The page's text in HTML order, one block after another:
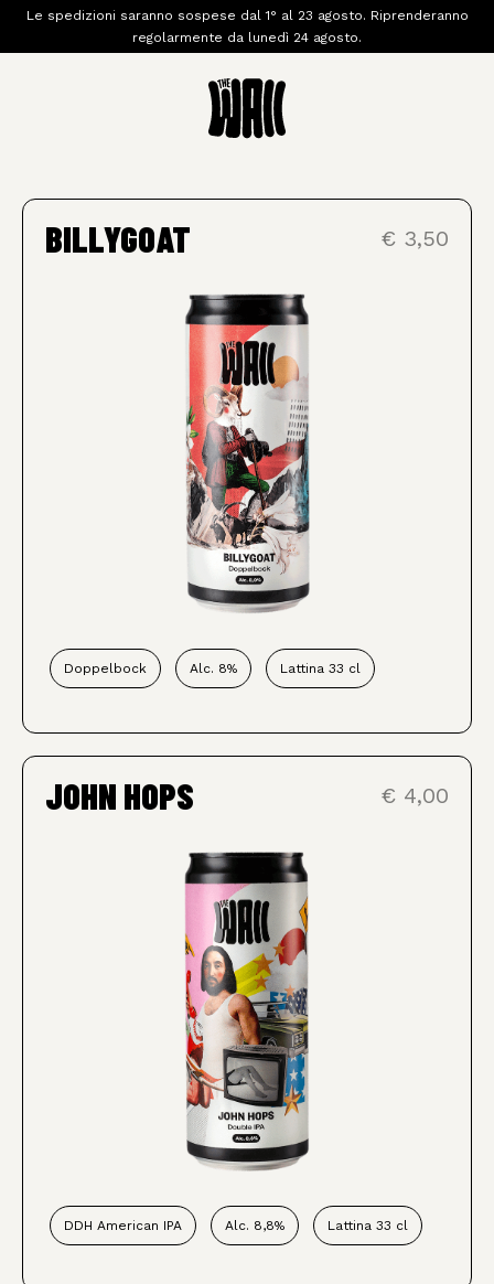
Le spedizioni saranno sospese dal 1° al 23 agosto. Riprenderanno
regolarmente da lunedì 24 agosto.
BILLYGOAT € 3,50
Doppelbock Alc. 8% Lattina 33 cl
JOHN HOPS € 4,00
DDH American IPA Alc. 8,8% Lattina 33 cl